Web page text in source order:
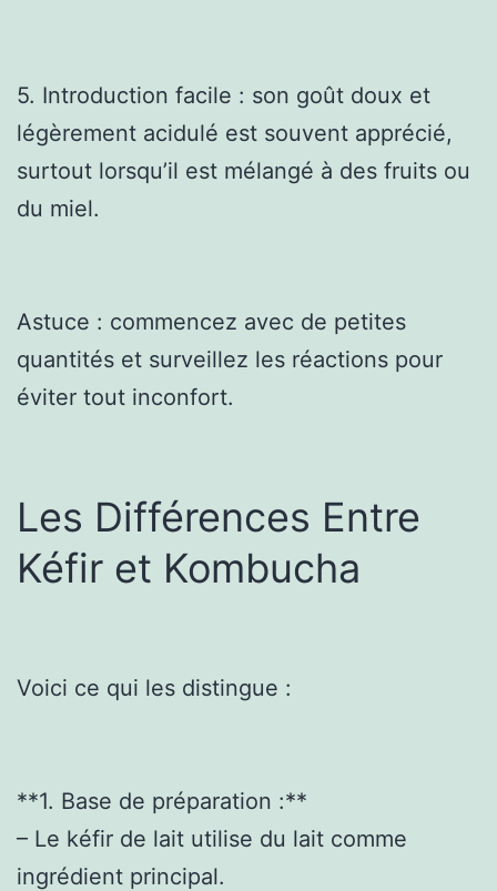
5. Introduction facile : son goût doux et
légèrement acidulé est souvent apprécié,
surtout lorsqu’il est mélangé à des fruits ou
du miel.
Astuce : commencez avec de petites
quantités et surveillez les réactions pour
éviter tout inconfort.
Les Différences Entre
Kéfir et Kombucha
Voici ce qui les distingue :
**1. Base de préparation :**
– Le kéfir de lait utilise du lait comme
ingrédient principal.